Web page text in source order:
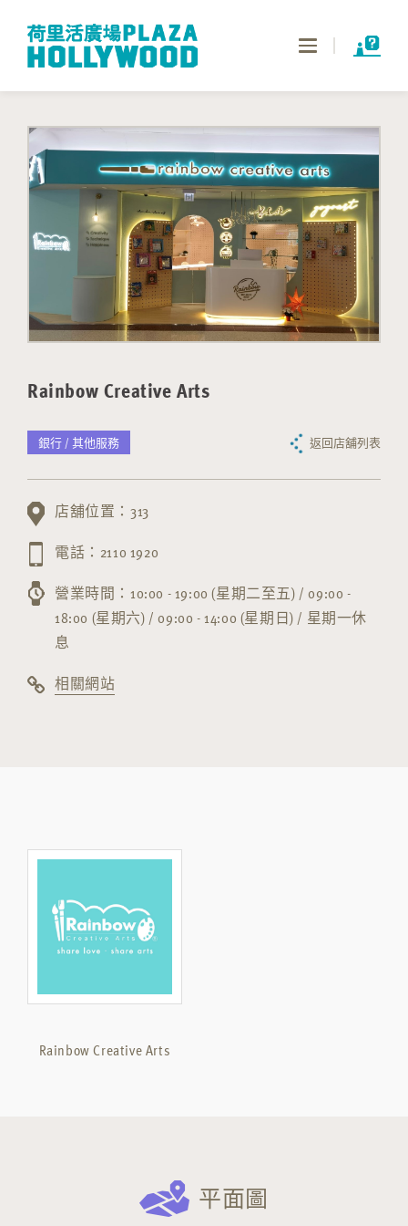
Toggle
Rainbow Creative Arts
銀行 / 其他服務 返回店舖列表
店舖位置：313
電話：2110 1920
營業時間：10:00 - 19:00 (星期二至五) / 09:00 -
18:00 (星期六) / 09:00 - 14:00 (星期日) / 星期一休
息
相關網站
Rainbow Creative Arts
平面圖